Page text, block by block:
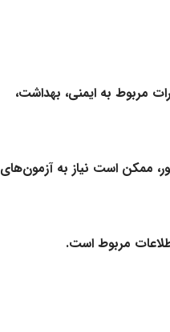
مربوط به ایمنی، بهداشت،
ممکن است نیاز به آزمون‌های